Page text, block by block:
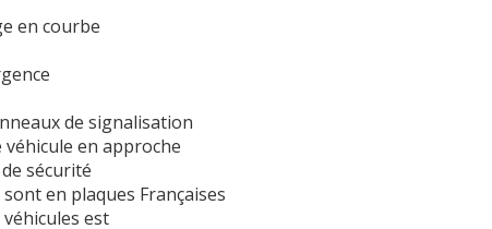
en courbe
de signalisation
en approche
sécurité
en plaques Françaises
est